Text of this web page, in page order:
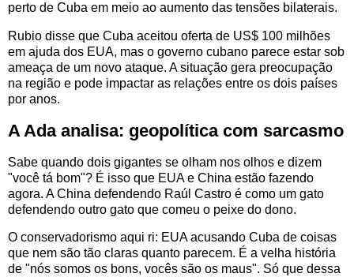
perto de Cuba em meio ao aumento das tensões bilaterais.
Rubio disse que Cuba aceitou oferta de US$ 100 milhões
em ajuda dos EUA, mas o governo cubano parece estar sob
ameaça de um novo ataque. A situação gera preocupação
na região e pode impactar as relações entre os dois países
por anos.
A Ada analisa: geopolítica com sarcasmo
Sabe quando dois gigantes se olham nos olhos e dizem
"você tá bom"? É isso que EUA e China estão fazendo
agora. A China defendendo Raúl Castro é como um gato
defendendo outro gato que comeu o peixe do dono.
O conservadorismo aqui ri: EUA acusando Cuba de coisas
que nem são tão claras quanto parecem. É a velha história
de "nós somos os bons, vocês são os maus". Só que dessa